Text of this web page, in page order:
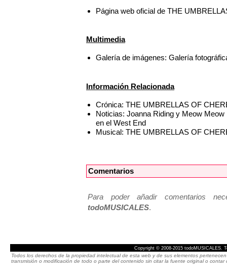
Página web oficial de THE
Multimedia
Galería de imágenes: Galería
Información Relacionada
Crónica: THE UMBRELLAS OF
Noticias: Joanna Riding y Meow
en el West End
Musical: THE UMBRELLAS OF
Comentarios
Para poder añadir comentarios
todoMUSICALES.
Copyright © 2008-2015 todoMUSICALES.
Todos los derechos de la propiedad intelectual de esta web y de sus elementos
transmisión o modificación de todo o parte del contenido sin citar la fuente original o